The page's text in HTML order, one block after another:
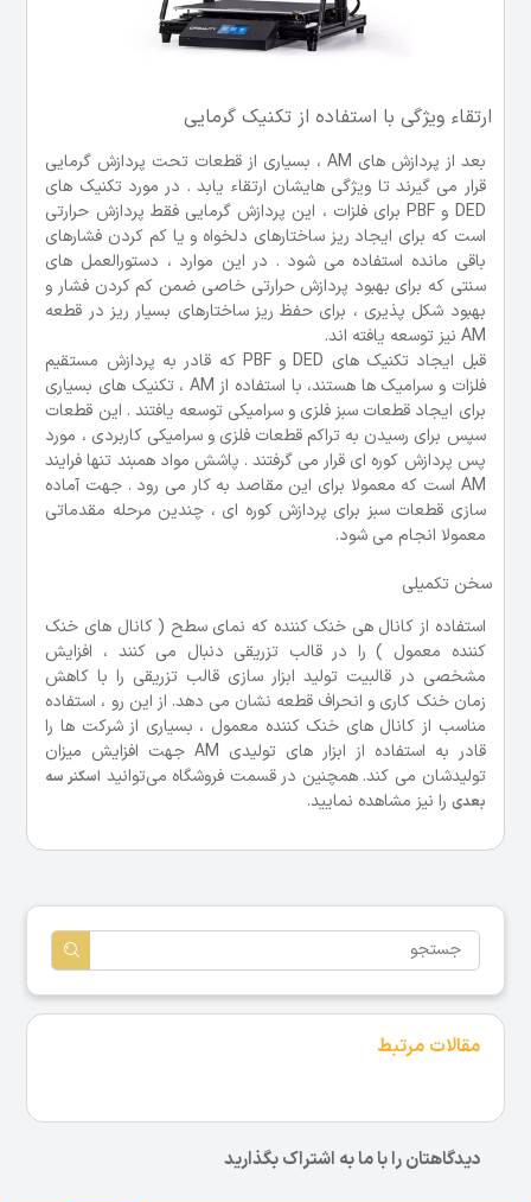
ارتقاء ویژگی با استفاده از تکنیک گرمایی
بعد از پردازش های AM ، بسیاری از قطعات تحت پردازش گرمایی
قرار می گیرند تا ویژگی هایشان ارتقاء یابد . در مورد تکنیک های
DED و PBF برای فلزات ، این پردازش گرمایی فقط پردازش حرارتی
است که برای ایجاد ریز ساختارهای دلخواه و یا کم کردن فشارهای
باقی مانده استفاده می شود . در این موارد ، دستورالعمل های
سنتی که برای بهبود پردازش حرارتی خاصی ضمن کم کردن فشار و
بهبود شکل پذیری ، برای حفظ ریز ساختارهای بسیار ریز در قطعه
AM نیز توسعه یافته اند.
قبل ایجاد تکنیک های DED و PBF که قادر به پردازش مستقیم
فلزات و سرامیک ها هستند، با استفاده از AM ، تکنیک های بسیاری
برای ایجاد قطعات سبز فلزی و سرامیکی توسعه یافتند . این قطعات
سپس برای رسیدن به تراکم قطعات فلزی و سرامیکی کاربردی ، مورد
پس پردازش کوره ای قرار می گرفتند . پاشش مواد همبند تنها فرایند
AM است که معمولا برای این مقاصد به کار می رود . جهت آماده
سازی قطعات سبز برای پردازش کوره ای ، چندین مرحله مقدماتی
معمولا انجام می شود.
سخن تکمیلی
استفاده از کانال هی خنک کننده که نمای سطح ( کانال های خنک
کننده معمول ) را در قالب تزریقی دنبال می کنند ، افزایش
مشخصی در قالبیت تولید ابزار سازی قالب تزریقی را با کاهش
زمان خنک کاری و انحراف قطعه نشان می دهد. از این رو ، استفاده
مناسب از کانال های خنک کننده معمول ، بسیاری از شرکت ها را
قادر به استفاده از ابزار های تولیدی AM جهت افزایش میزان
تولیدشان می کند. همچنین در قسمت فروشگاه می‌توانید اسکنر سه
بعدی را نیز مشاهده نمایید.
مقالات مرتبط
دیدگاهتان را با ما به اشتراک بگذارید